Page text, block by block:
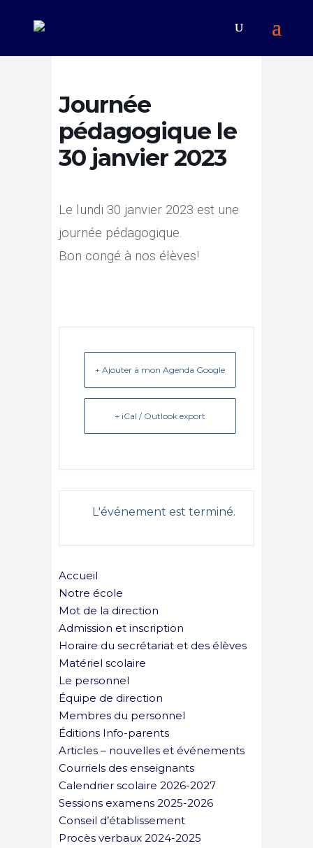
Journée
pédagogique le
30 janvier 2023
Le lundi 30 janvier 2023 est une
journée pédagogique.
Bon congé à nos élèves!
+ Ajouter à mon Agenda Google
+ iCal / Outlook export
L'événement est terminé.
Accueil
Notre école
Mot de la direction
Admission et inscription
Horaire du secrétariat et des élèves
Matériel scolaire
Le personnel
Équipe de direction
Membres du personnel
Éditions Info-parents
Articles – nouvelles et événements
Courriels des enseignants
Calendrier scolaire 2026-2027
Sessions examens 2025-2026
Conseil d’établissement
Procès verbaux 2024-2025